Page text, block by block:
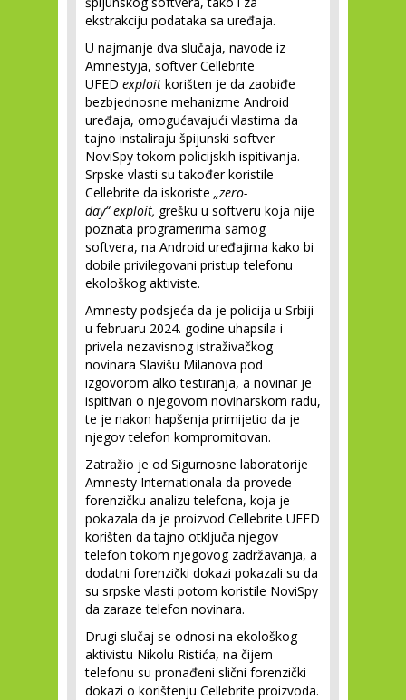
ekstrakciju podataka sa uređaja.
U najmanje dva slučaja, navode iz
Amnestyja, softver Cellebrite
UFED exploit korišten je da zaobiđe
bezbjednosne mehanizme Android
uređaja, omogućavajući vlastima da
tajno instaliraju špijunski softver
NoviSpy tokom policijskih ispitivanja.
Srpske vlasti su također koristile
Cellebrite da iskoriste „zero-
day“ exploit, grešku u softveru koja nije
poznata programerima samog
softvera, na Android uređajima kako bi
dobile privilegovani pristup telefonu
ekološkog aktiviste.
Amnesty podsjeća da je policija u Srbiji
u februaru 2024. godine uhapsila i
privela nezavisnog istraživačkog
novinara Slavišu Milanova pod
izgovorom alko testiranja, a novinar je
ispitivan o njegovom novinarskom radu,
te je nakon hapšenja primijetio da je
njegov telefon kompromitovan.
Zatražio je od Sigurnosne laboratorije
Amnesty Internationala da provede
forenzičku analizu telefona, koja je
pokazala da je proizvod Cellebrite UFED
korišten da tajno otključa njegov
telefon tokom njegovog zadržavanja, a
dodatni forenzički dokazi pokazali su da
su srpske vlasti potom koristile NoviSpy
da zaraze telefon novinara.
Drugi slučaj se odnosi na ekološkog
aktivistu Nikolu Ristića, na čijem
telefonu su pronađeni slični forenzički
dokazi o korištenju Cellebrite proizvoda.